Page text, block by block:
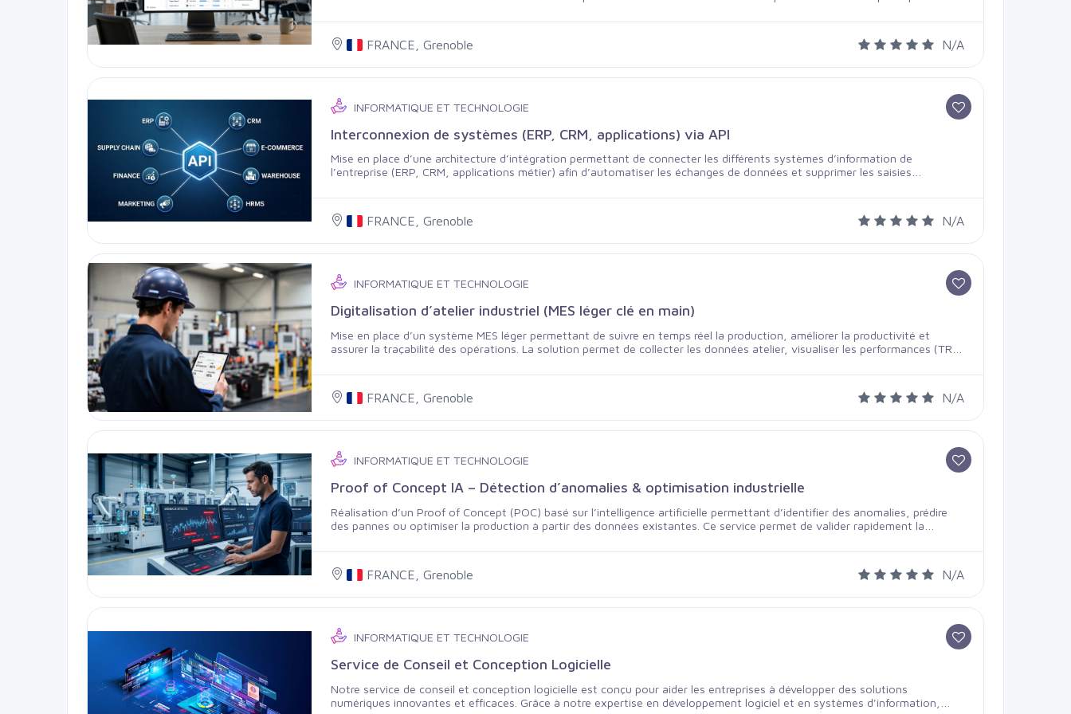
FRANCE, Grenoble N/A
INFORMATIQUE ET TECHNOLOGIE
Interconnexion de systèmes (ERP, CRM, applications) via API
Mise en place d’une architecture d’intégration permettant de connecter les différents systèmes d’information de
l’entreprise (ERP, CRM, applications métier) afin d’automatiser les échanges de données et supprimer les saisies
FRANCE, Grenoble N/A
INFORMATIQUE ET TECHNOLOGIE
Digitalisation d’atelier industriel (MES léger clé en main)
Mise en place d’un système MES léger permettant de suivre en temps réel la production, améliorer la productivité et
assurer la traçabilité des opérations. La solution permet de collecter les données atelier, visualiser les performances (TRS,
FRANCE, Grenoble N/A
INFORMATIQUE ET TECHNOLOGIE
Proof of Concept IA – Détection d’anomalies & optimisation industrielle
Réalisation d’un Proof of Concept (POC) basé sur l’intelligence artificielle permettant d’identifier des anomalies, prédire
des pannes ou optimiser la production à partir des données existantes. Ce service permet de valider rapidement la
les données existantes en levier de performance mesurable.
FRANCE, Grenoble N/A
INFORMATIQUE ET TECHNOLOGIE
Service de Conseil et Conception Logicielle
Notre service de conseil et conception logicielle est conçu pour aider les entreprises à développer des solutions
numériques innovantes et efficaces. Grâce à notre expertise en développement logiciel et en systèmes d'information,